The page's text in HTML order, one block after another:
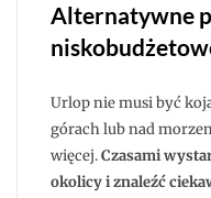
Alternatywne
Urlop nie musi być
górach lub nad
więcej.Czasami
okolicy i znaleźć